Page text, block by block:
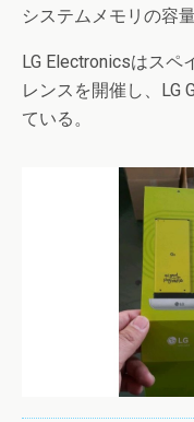
システムメモリの容
LG Electronicsはスペ
レンスを開催し、LG
ている。